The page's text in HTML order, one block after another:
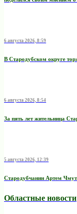
6 августа 2026, 8:59
В Стародубском округе
6 августа 2026, 8:54
За пять лет жительница
5 августа 2026, 12:39
Стародубчанин Артем Чмут
Областные новости